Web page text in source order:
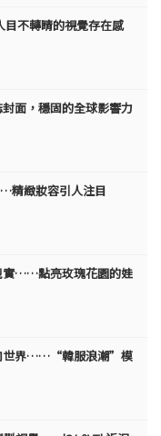
目不轉睛的視覺存在感
封面，穩固的全球影響力
精緻妝容引人注目
實……點亮玫瑰花園的娃
世界……“韓服浪潮”模